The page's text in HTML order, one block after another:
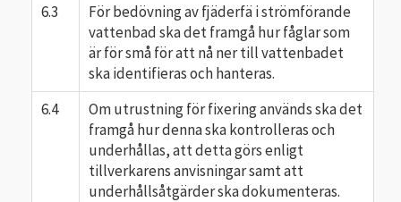
6.3
För bedövning av fjäderfä i strömförande
vattenbad ska det framgå hur fåglar som
är för små för att nå ner till vattenbadet
ska identifieras och hanteras.
6.4
Om utrustning för fixering används ska det
framgå hur denna ska kontrolleras och
underhållas, att detta görs enligt
tillverkarens anvisningar samt att
underhållsåtgärder ska dokumenteras.